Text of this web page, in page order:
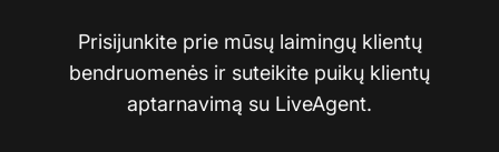
Prisijunkite prie mūsų laimingų klientų
bendruomenės ir suteikite puikų klientų
aptarnavimą su LiveAgent.